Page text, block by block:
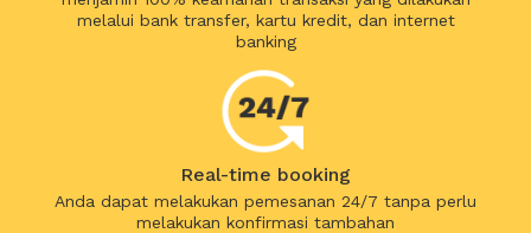
melalui bank transfer, kartu kredit, dan internet
banking
Real-time booking
Anda dapat melakukan pemesanan 24/7 tanpa perlu
melakukan konfirmasi tambahan